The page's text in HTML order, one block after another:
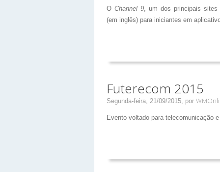
O Channel 9, um dos principais sites
(em inglês) para iniciantes em
Futerecom 2015
Segunda-feira, 21/09/2015, por
Evento voltado para telecomunicação